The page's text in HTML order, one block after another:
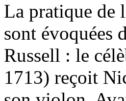
La pratique de
sont évoquées
Russell : le
1713) reçoit